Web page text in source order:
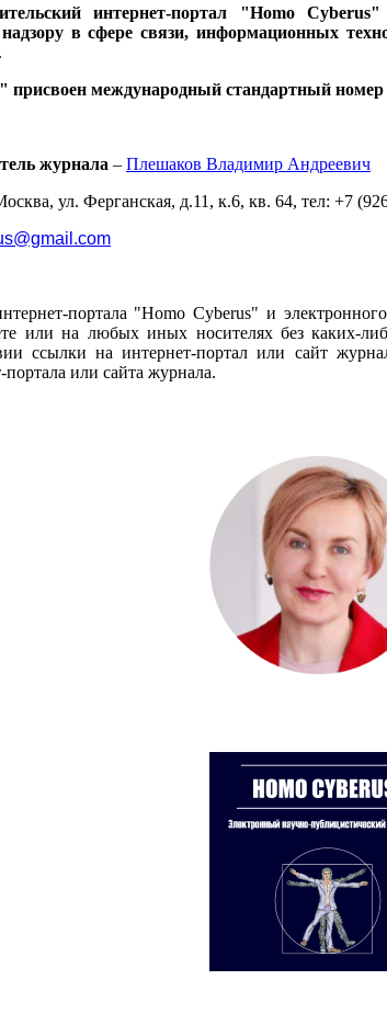
интернет-портал "Homo
в сфере связи, информационных
присвоен международный стандартный номер
журнала – Плешаков Владимир Андреевич
ул. Ферганская, д.11, к.6, кв. 64, тел: +7
портала "Homo Cyberus" и
или на любых иных носителях без каких-
ссылки на интернет-портал или сайт
или сайта журнала.